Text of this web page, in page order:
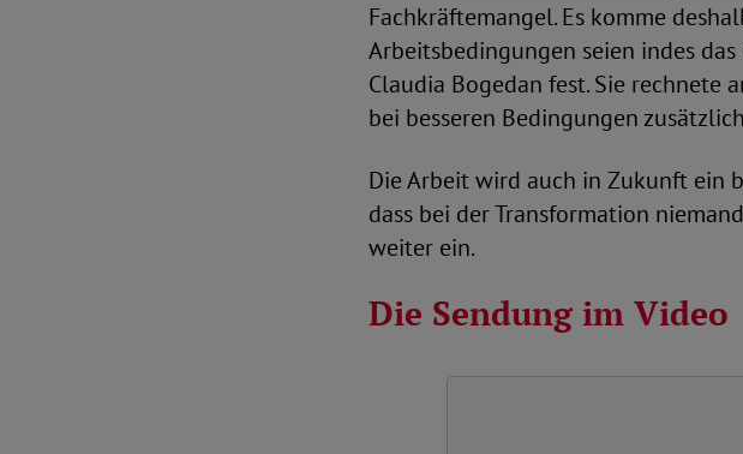
Fachkräftemangel. Es komme
Arbeitsbedingungen seien indes
Claudia Bogedan fest. Sie rechnete
bei besseren Bedingungen
Die Arbeit wird auch in Zukunft ein
dass bei der Transformation
weiter ein.
Die Sendung im Video